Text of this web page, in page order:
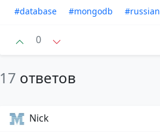
#database #mongodb #russian
0
17 ответов
Nick